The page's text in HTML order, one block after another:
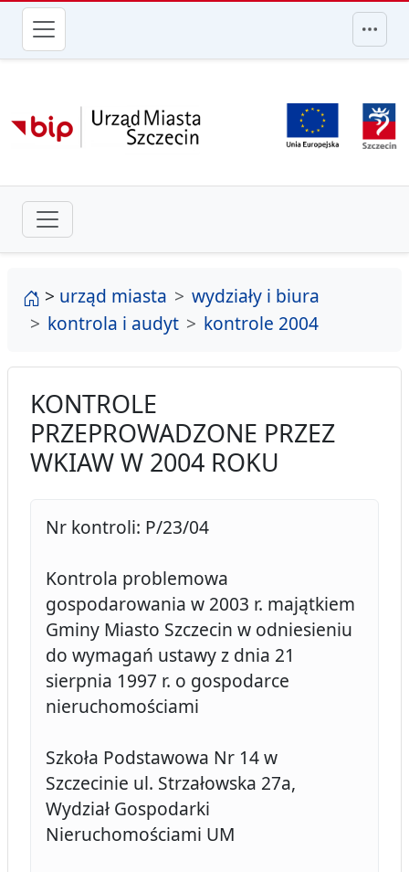
przejdź do głównego menu
strona główna
> urząd miasta
wydziały i biura
kontrola i audyt
kontrole 2004
KONTROLE
PRZEPROWADZONE PRZEZ
WKIAW W 2004 ROKU
Nr kontroli: P/23/04
Kontrola problemowa
gospodarowania w 2003 r. majątkiem
Gminy Miasto Szczecin w odniesieniu
do wymagań ustawy z dnia 21
sierpnia 1997 r. o gospodarce
nieruchomościami
Szkoła Podstawowa Nr 14 w
Szczecinie ul. Strzałowska 27a,
Wydział Gospodarki
Nieruchomościami UM